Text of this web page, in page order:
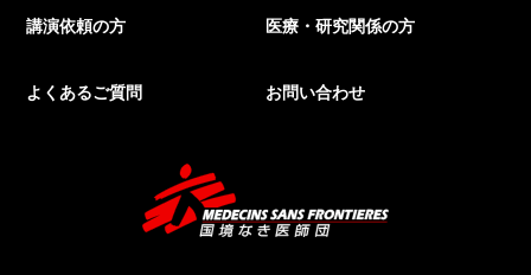
講演依頼の方 医療・研究関係の方
よくあるご質問 お問い合わせ